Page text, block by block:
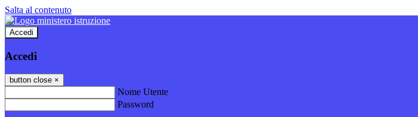
Salta al contenuto
Accedi
Accedi
button close ×
Nome Utente
Password